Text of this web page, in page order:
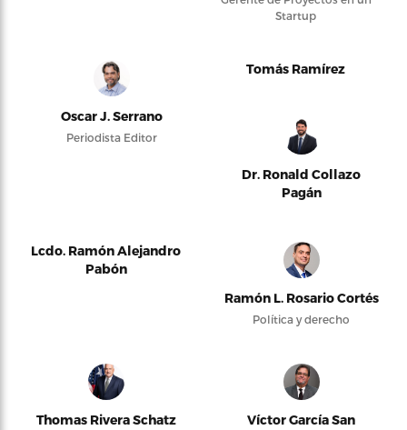
Startup
Oscar J. Serrano
Periodista Editor
Tomás Ramírez
Dr. Ronald Collazo
Pagán
Lcdo. Ramón Alejandro
Pabón
Ramón L. Rosario Cortés
Política y derecho
Thomas Rivera Schatz
Víctor García San